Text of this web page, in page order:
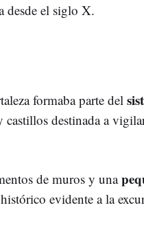
desde el siglo X.
formaba parte del
castillos destinada a
de muros y una
evidente a la